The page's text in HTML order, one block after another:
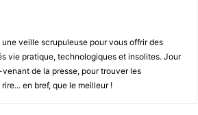
veille scrupuleuse pour vous offrir des
vie pratique, technologiques et insolites. Jour
de la presse, pour trouver les
en bref, que le meilleur !